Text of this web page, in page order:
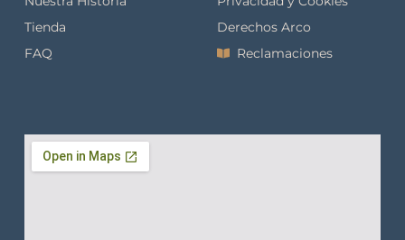
Tienda
FAQ
Derechos Arco
Reclamaciones